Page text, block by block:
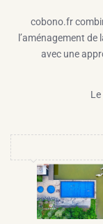
cobono.fr
l’aménagement
avec une